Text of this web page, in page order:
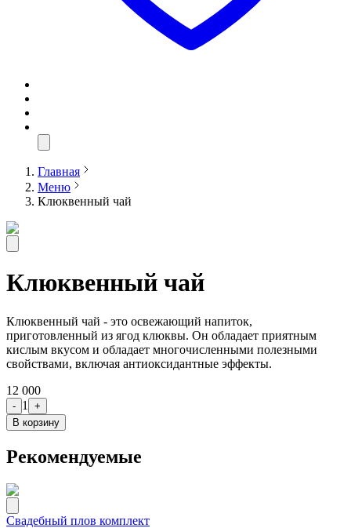
Главная
Меню
Клюквенный чай
Клюквенный чай
Клюквенный чай - это освежающий напиток,
приготовленный из ягод клюквы. Он обладает приятным
кислым вкусом и обладает многочисленными полезными
свойствами, включая антиоксидантные эффекты.
12 000
- 1
+
В корзину
Рекомендуемые
Свадебный плов комплект